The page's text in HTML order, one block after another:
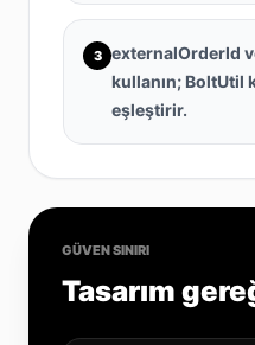
3
externalOrderId
kullanın; BoltUtil
eşleştirir.
GÜVEN SINIRI
Tasarım